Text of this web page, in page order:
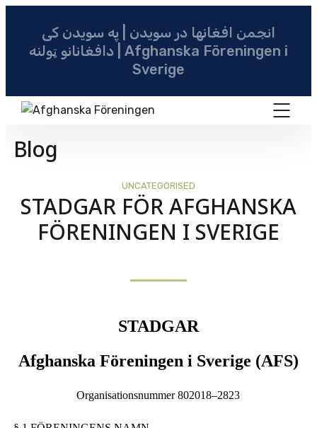
انجمن افغانها در سویدن | په سویدن کی
دافغانانو ټولنه | Afghanska Föreningen i
Sverige
Blog
UNCATEGORISED
STADGAR FÖR AFGHANSKA
FÖRENINGEN I SVERIGE
STADGAR
Afghanska Föreningen i Sverige (AFS)
Organisationsnummer 802018–2823